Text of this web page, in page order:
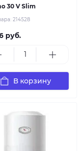
30 V Slim
214528
руб.
В корзину